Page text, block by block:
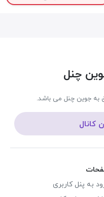
چنل
به جوین چنل می باشد.
کانال
به پنل کاربری